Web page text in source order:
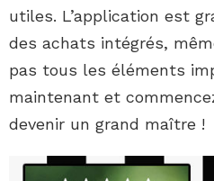
utiles. L’application est
des achats intégrés,
pas tous les éléments
maintenant et
devenir un grand maître !